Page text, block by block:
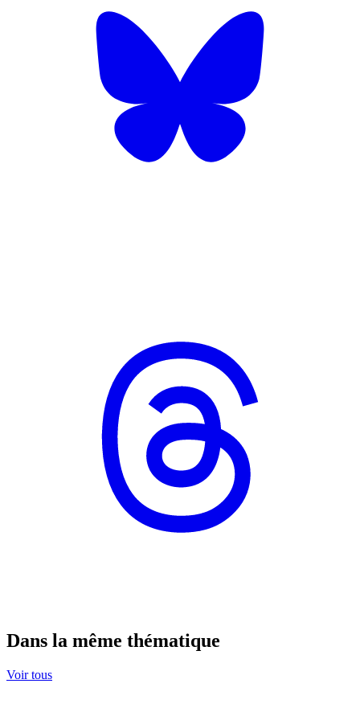
Dans la même thématique
Voir tous